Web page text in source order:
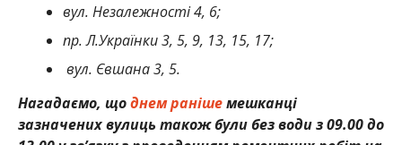
вул. Незалежності 4, 6;
пр. Л.Українки 3, 5, 9, 13, 15, 17;
вул. Євшана 3, 5.
Нагадаємо, щоднем ранішемешканці
зазначених вулиць також були без води з 09.00 до